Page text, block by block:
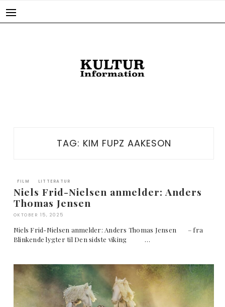
TAG: KIM FUPZ AAKESON
FILM LITTERATUR
Niels Frid-Nielsen anmelder: Anders
Thomas Jensen
OKTOBER 15, 2025
Niels Frid-Nielsen anmelder: Anders Thomas Jensen – fra
Blinkende lygter til Den sidste viking …